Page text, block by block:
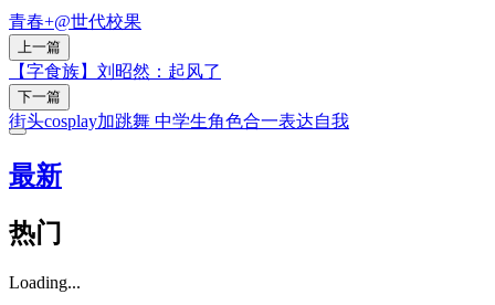
青春+@世代校果
上一篇
【字食族】刘昭然：起风了
下一篇
街头cosplay加跳舞 中学生角色合一表达自我
最新
热门
Loading...